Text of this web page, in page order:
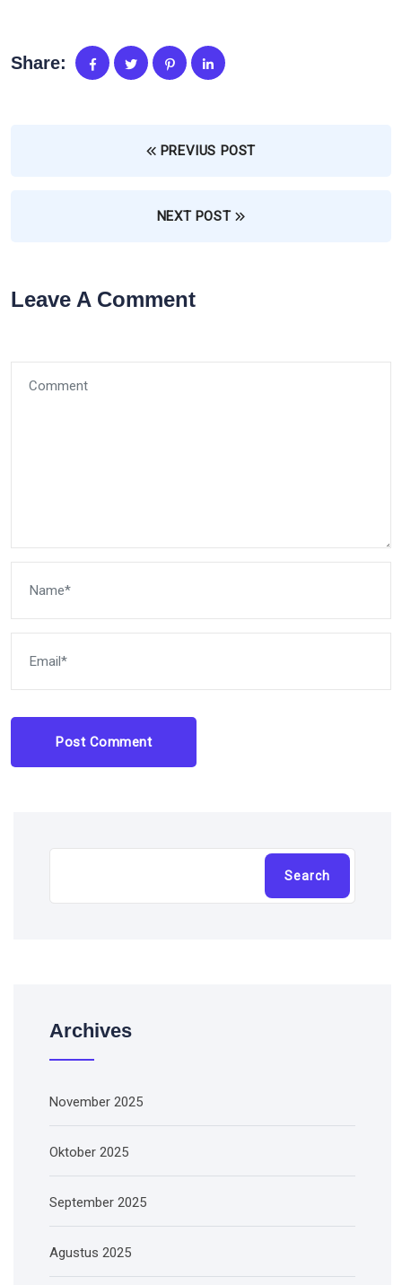
Share:
PREVIUS POST
NEXT POST
Leave A Comment
Post Comment
Cari
Search
Archives
November 2025
Oktober 2025
September 2025
Agustus 2025